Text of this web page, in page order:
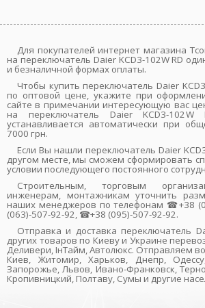
Для покупателей интернет магазина
на переключатель Daier KCD3-102W RD
и безналичной формах оплаты.
Чтобы купить переключатель Daier
по оптовой цене, укажите при
сайте в примечании интересующую вас
на переключатель Daier KCD3-102W
устанавливается автоматически при
7000 грн.
Если Вы нашли переключатель Daier
другом месте, мы сможем сформировать
условии последующего постоянного
Строительным, торговым
инженерам, монтажникам уточнить
наших менеджеров по телефонам ☎+38
(063)-507-92-92, ☎+38 (095)-507-92-92.
Отправка и доставка переключатель
других товаров по Киеву и Украине
Деливери, ІнТайм, Автолюкс. Отправляем
Киев, Житомир, Харьков, Днепр,
Запорожье, Львов, Ивано-Франковск,
Кропивницкий, Полтаву, Сумы и другие